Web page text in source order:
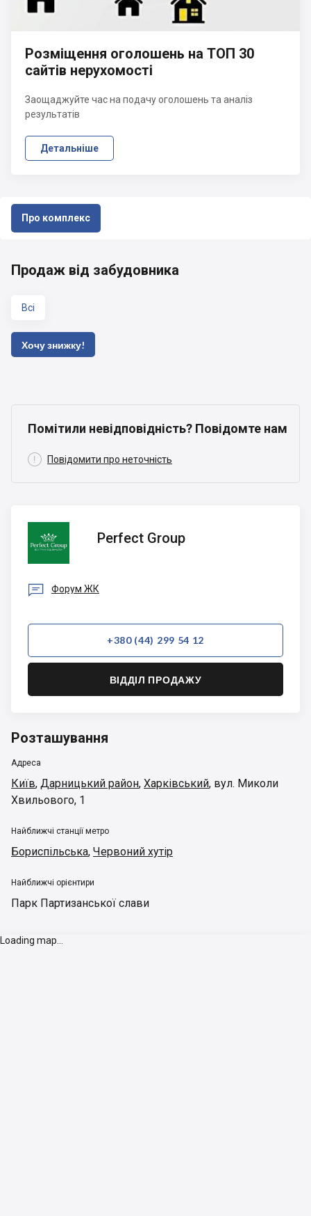
Про комплекс
Розміщення оголошень на ТОП 30
сайтів нерухомості
Заощаджуйте час на подачу оголошень та аналіз
результатів
Детальніше
Продаж від забудовника
Всі
Хочу знижку!
Помітили невідповідність? Повідомте нам
 Повідомити про неточність
Group
Perfect Group
 Форум ЖК
+380 (44) 299 54 12
ВІДДІЛ ПРОДАЖУ
Розташування
Адреса
Київ, Дарницький район, Харківський, вул. Миколи
Хвильового, 1
Найближчі станції метро
Бориспільська, Червоний хутір
Найближчі орієнтири
Парк Партизанської слави
Loading map...